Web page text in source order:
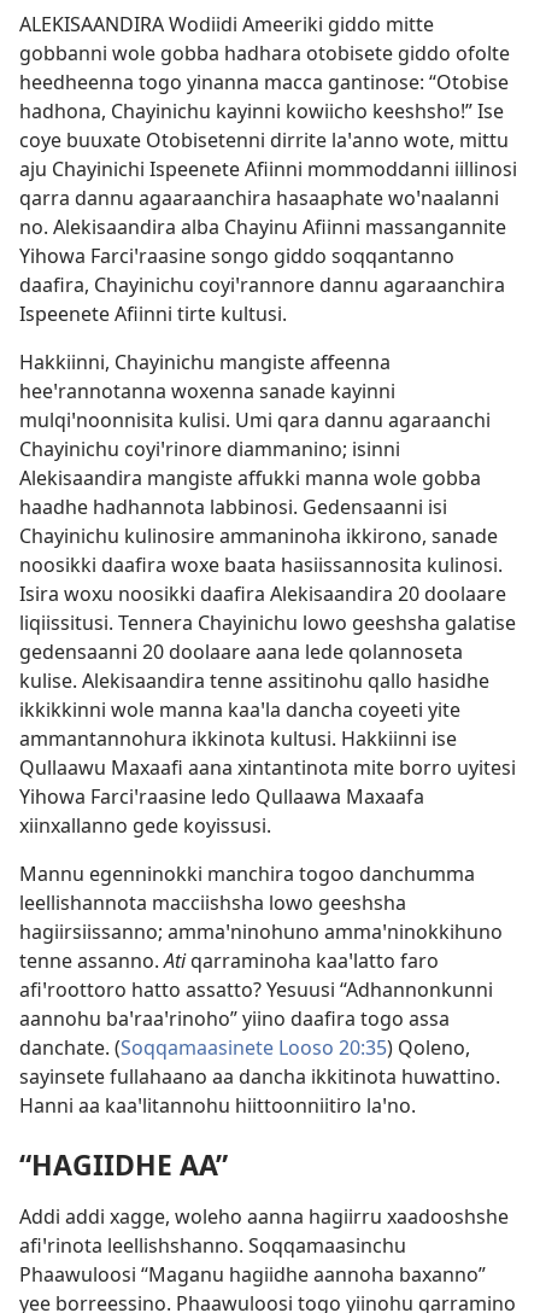
ALEKISAANDIRA Wodiidi Ameeriki giddo mitte
gobbanni wole gobba hadhara otobisete giddo ofolte
heedheenna togo yinanna macca gantinose: “Otobise
hadhona, Chayinichu kayinni kowiicho keeshsho!” Ise
coye buuxate Otobisetenni dirrite laꞌanno wote, mittu
aju Chayinichi Ispeenete Afiinni mommoddanni iillinosi
qarra dannu agaaraanchira hasaaphate woꞌnaalanni
no. Alekisaandira alba Chayinu Afiinni massangannite
Yihowa Farciꞌraasine songo giddo soqqantanno
daafira, Chayinichu coyiꞌrannore dannu agaraanchira
Ispeenete Afiinni tirte kultusi.
Hakkiinni, Chayinichu mangiste affeenna
heeꞌrannotanna woxenna sanade kayinni
mulqiꞌnoonnisita kulisi. Umi qara dannu agaraanchi
Chayinichu coyiꞌrinore diammanino; isinni
Alekisaandira mangiste affukki manna wole gobba
haadhe hadhannota labbinosi. Gedensaanni isi
Chayinichu kulinosire ammaninoha ikkirono, sanade
noosikki daafira woxe baata hasiissannosita kulinosi.
Isira woxu noosikki daafira Alekisaandira 20 doolaare
liqiissitusi. Tennera Chayinichu lowo geeshsha galatise
gedensaanni 20 doolaare aana lede qolannoseta
kulise. Alekisaandira tenne assitinohu qallo hasidhe
ikkikkinni wole manna kaaꞌla dancha coyeeti yite
ammantannohura ikkinota kultusi. Hakkiinni ise
Qullaawu Maxaafi aana xintantinota mite borro uyitesi
Yihowa Farciꞌraasine ledo Qullaawa Maxaafa
xiinxallanno gede koyissusi.
Mannu egenninokki manchira togoo danchumma
leellishannota macciishsha lowo geeshsha
hagiirsiissanno; ammaꞌninohuno ammaꞌninokkihuno
tenne assanno.Atiqarraminoha kaaꞌlatto faro
afiꞌroottoro hatto assatto? Yesuusi “Adhannonkunni
aannohu baꞌraaꞌrinoho” yiino daafira togo assa
danchate. (Soqqamaasinete Looso 20:35) Qoleno,
sayinsete fullahaano aa dancha ikkitinota huwattino.
Hanni aa kaaꞌlitannohu hiittoonniitiro laꞌno.
“HAGIIDHE AA”
Addi addi xagge, woleho aanna hagiirru xaadooshshe
afiꞌrinota leellishshanno. Soqqamaasinchu
Phaawuloosi “Maganu hagiidhe aannoha baxanno”
yee borreessino. Phaawuloosi togo yiinohu qarramino